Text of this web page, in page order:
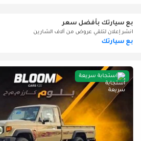
بع سيارتك بأفضل سعر
انشر إعلان لتلقي عروض من آلاف الشارين
بع سيارتك
استجابة سريعة